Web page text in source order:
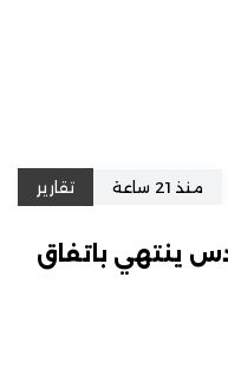
منذ 21 ساعة تقارير
ينتهي باتفاق